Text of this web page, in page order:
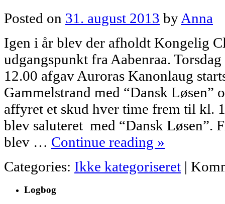
Posted on 31. august 2013 by Anna
Igen i år blev der afholdt Kongelig
udgangspunkt fra Aabenraa.
12.00 afgav Auroras Kanonlaug
Gammelstrand med “Dansk Løsen”
affyret et skud hver time frem til kl.
blev saluteret med “Dansk Løsen”.
blev … Continue reading »
Categories: Ikke kategoriseret |
Logbog